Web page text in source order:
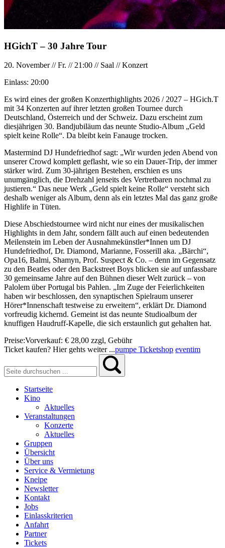
HGichT – 30 Jahre Tour
20. November//Fr. //21:00 // Saal //Konzert
Einlass: 20:00
Es wird eines der großen Konzerthighlights 2026 / 2027 – HGich.T
mit 34 Konzerten auf ihrer letzten großen Tournee durch
Deutschland, Österreich und der Schweiz. Dazu erscheint zum
diesjährigen 30. Bandjubiläum das neunte Studio-Album „Geld
spielt keine Rolle“. Da bleibt kein Fanauge trocken.
Mastermind DJ Hundefriedhof sagt: „Wir wurden jeden Abend von
unserer Crowd komplett geflasht, wie so ein Dauer-Trip, der immer
stärker wird. Zum 30-jährigen Bestehen, erschien es uns
unumgänglich, die Drehzahl jenseits des Vertretbaren nochmal zu
justieren.“ Das neue Werk „Geld spielt keine Rolle“ versteht sich
deshalb weniger als Album, denn als ein letztes Mal das ganz große
Highlife in Tüten.
Diese Abschiedstournee wird nicht nur eines der musikalischen
Highlights in dem Jahr, sondern fällt auch auf einen bedeutenden
Meilenstein im Leben der Ausnahmekünstler*Innen um DJ
Hundefriedhof, Dr. Diamond, Marianne, Fosserill aka. „Bärchi“,
Opa16, Balmi, Shamyn, Prof. Suspect & Co. – denn im Gegensatz
zu den Beatles oder den Backstreet Boys blicken sie auf unfassbare
30 gemeinsame Jahre auf den Bühnen dieser Welt zurück – von
Palolem über Portugal bis Pahlen. „Im Zuge der Feierlichkeiten
haben wir beschlossen, den synaptischen Spielraum unserer
Hörer*Innenschaft testweise zu erweitern“, erklärt Dr. Diamond
vorfreudig kichernd. Gemeint ist das neunte Studioalbum der
knuffigen Haudruff-Kapelle, die sich erstaunlich gut gehalten hat.
Preise:Vorverkauf: € 28,00 zzgl, Gebühr
Ticket kaufen? Hier gehts weiter ...pumpe Ticketshop eventim
Startseite
Kino
Aktuelles
Veranstaltungen
Konzerte
Aktuelles
Gruppen
Übersicht
Über uns
Service & Vermietung
Kneipe
Newsletter
Kontakt
Jobs
Einlasskriterien
Anfahrt
Partner
Tickets